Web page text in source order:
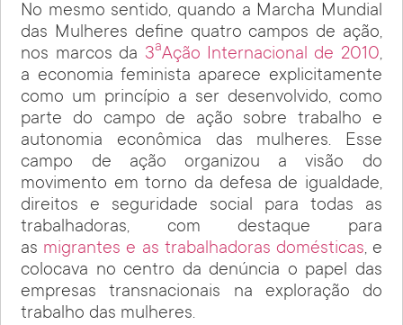
No mesmo sentido, quando a Marcha Mundial
das Mulheres define quatro campos de ação,
nos marcos da 3aAção Internacional de 2010,
a economia feminista aparece explicitamente
como um princípio a ser desenvolvido, como
parte do campo de ação sobre trabalho e
autonomia econômica das mulheres. Esse
campo de ação organizou a visão do
movimento em torno da defesa de igualdade,
direitos e seguridade social para todas as
trabalhadoras, com destaque para
as migrantes e as trabalhadoras domésticas, e
colocava no centro da denúncia o papel das
empresas transnacionais na exploração do
trabalho das mulheres.